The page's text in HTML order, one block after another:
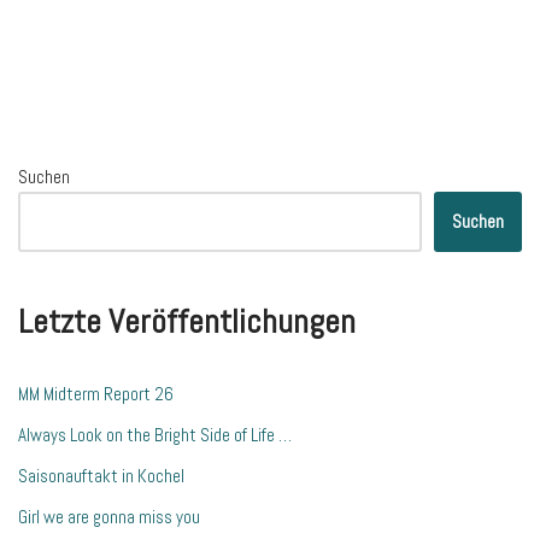
Suchen
Suchen
Letzte Veröffentlichungen
MM Midterm Report 26
Always Look on the Bright Side of Life …
Saisonauftakt in Kochel
Girl we are gonna miss you